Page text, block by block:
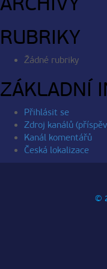
RUBRIKY
Žádné rubriky
ZÁKLADNÍ
Přihlásit se
Zdroj kanálů
Kanál komentářů
Česká lokalizace
©